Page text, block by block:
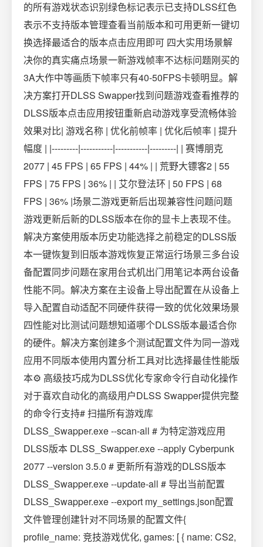
的所有游戏状态识别绿色标记表示已支持DLSS红色
表示不支持版本管理查看当前版本和可用更新一键切
换选择最适合的版本点击应用即可 四大实用场景解
决你的真实痛点场景一新游戏帧率不达标问题刚买的
3A大作中等画质下帧率只有40-50FPS卡顿明显。解
决方案打开DLSS Swapper找到问题游戏查看推荐的
DLSS版本点击应用按钮重新启动游戏享受流畅体验
效果对比| 游戏名称 | 优化前帧率 | 优化后帧率 | 提升
幅度 | |---------|-----------|-----------|---------| | 赛博朋克
2077 | 45 FPS | 65 FPS | 44% | | 荒野大镖客2 | 55
FPS | 75 FPS | 36% | | 艾尔登法环 | 50 FPS | 68
FPS | 36% |场景二游戏更新后出现兼容性问题问题
游戏更新后新的DLSS版本在你的显卡上表现不佳。
解决方案使用版本历史功能选择之前稳定的DLSS版
本一键恢复到旧版本游戏恢复正常运行场景三多台设
备配置同步问题在家用台式机出门用笔记本两台设备
性能不同。解决方案在主设备上导出配置在从设备上
导入配置自动适配不同硬件获得一致的优化效果场景
四性能对比测试问题想知道哪个DLSS版本最适合你
的硬件。解决方案创建多个测试配置文件为同一游戏
应用不同版本使用内置分析工具对比选择最佳性能版
本⚙️ 高级技巧成为DLSS优化专家命令行自动化操作
对于喜欢自动化的高级用户DLSS Swapper提供完整
的命令行支持# 扫描所有游戏库
DLSS_Swapper.exe --scan-all # 为特定游戏应用
DLSS版本 DLSS_Swapper.exe --apply Cyberpunk
2077 --version 3.5.0 # 更新所有游戏的DLSS版本
DLSS_Swapper.exe --update-all # 导出当前配置
DLSS_Swapper.exe --export my_settings.json配置
文件管理创建针对不同场景的配置文件{
profile_name: 竞技游戏优化, games: [ { name: CS2,